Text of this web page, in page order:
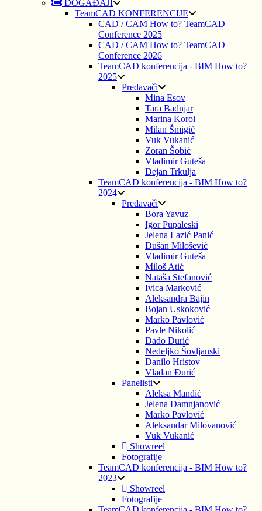
DOGAĐAJI
TeamCAD KONFERENCIJE
CAD / CAM How to? TeamCAD
Conference 2025
CAD / CAM How to? TeamCAD
Conference 2026
TeamCAD konferencija - BIM How to?
2025
Predavači
Mina Esov
Tara Badnjar
Marina Korol
Milan Šmigić
Vuk Vukanić
Zoran Šobić
Vladimir Guteša
Dejan Trkulja
TeamCAD konferencija - BIM How to?
2024
Predavači
Bora Yavuz
Igor Pupaleski
Jelena Lazić Panić
Dušan Milošević
Vladimir Guteša
Miloš Atić
Nataša Stefanović
Ivica Marković
Aleksandra Bajin
Bojan Uskoković
Marko Pavlović
Pavle Nikolić
Dado Durić
Nedeljko Šovljanski
Danilo Hristov
Vladan Đurić
Panelisti
Aleksa Mandić
Jelena Damnjanović
Marko Pavlović
Aleksandar Milovanović
Vuk Vukanić
Showreel
Fotografije
TeamCAD konferencija - BIM How to?
2023
Showreel
Fotografije